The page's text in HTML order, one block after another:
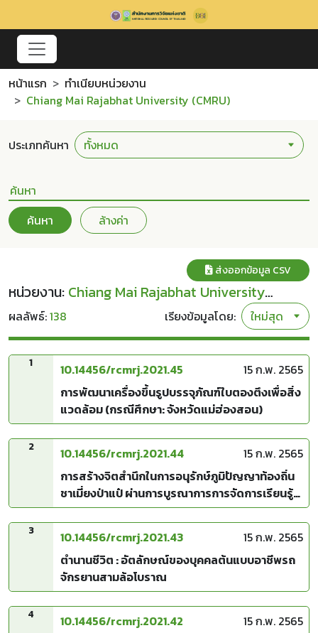
หน้าแรก
ทำเนียบหน่วยงาน
Chiang Mai Rajabhat University (CMRU)
ประเภทค้นหา
ค้นหา ล้างค่า
ส่งออกข้อมูล CSV
หน่วยงาน: Chiang Mai Rajabhat University
(CMRU)
ผลลัพธ์:138 เรียงข้อมูลโดย:
1 10.14456/rcmrj.2021.45
15 ก.พ. 2565
การพัฒนาเครื่องขึ้นรูปบรรจุภัณฑ์ใบตองตึงเพื่อสิ่ง
แวดล้อม (กรณีศึกษา: จังหวัดแม่ฮ่องสอน)
2 10.14456/rcmrj.2021.44
15 ก.พ. 2565
การสร้างจิตสำนึกในการอนุรักษ์ภูมิปัญญาท้องถิ่น
ชาเมี่ยงป่าแป๋ ผ่านการบูรณาการการจัดการเรียนรู้
แบบมีส่วนร่วม
3 10.14456/rcmrj.2021.43
15 ก.พ. 2565
ตำนานชีวิต : อัตลักษณ์ของบุคคลต้นแบบอาชีพรถ
จักรยานสามล้อโบราณ
4 10.14456/rcmrj.2021.42
15 ก.พ. 2565